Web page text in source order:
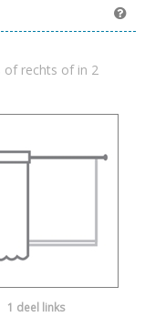
of rechts of in 2
1 deel links